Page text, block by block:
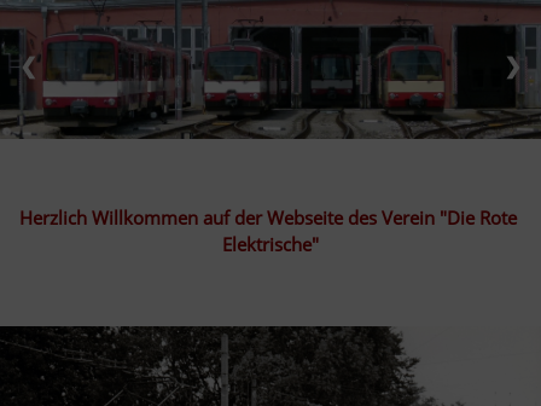
❮ ❯
Herzlich Willkommen auf der Webseite des Verein "Die Rote
Elektrische"